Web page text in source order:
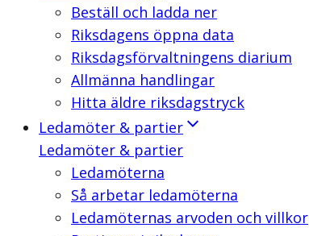
Beställ och ladda ner
Riksdagens öppna data
Riksdagsförvaltningens diarium
Allmänna handlingar
Hitta äldre riksdagstryck
Ledamöter & partier
Ledamöter & partier
Ledamöterna
Så arbetar ledamöterna
Ledamöternas arvoden och villkor